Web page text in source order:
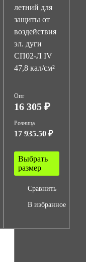
летний для
защиты от
воздействия
эл. дуги
СП02-Л IV
47,8 кал/см²
Опт
16 305 ₽
Розница
17 935.50 ₽
Выбрать
размер
Сравнить
В избранное